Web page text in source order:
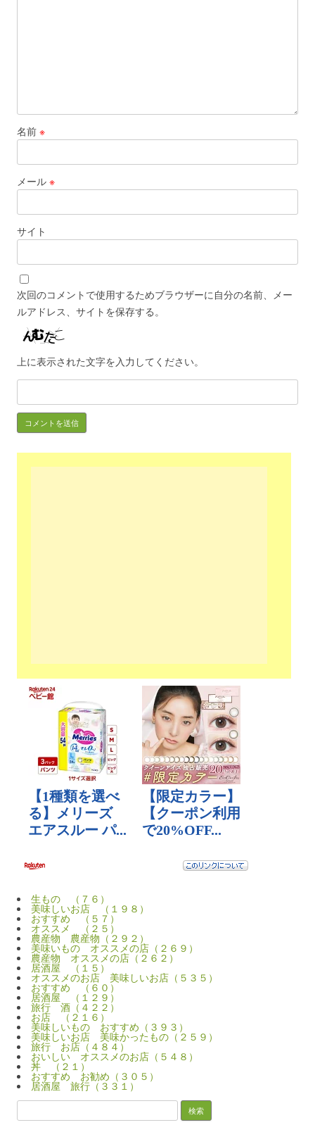
名前 ※
メール ※
サイト
次回のコメントで使用するためブラウザーに自分の名前、メー
ルアドレス、サイトを保存する。
上に表示された文字を入力してください。
生もの （７６）
美味しいお店 （１９８）
おすすめ （５７）
オススメ （２５）
農産物 農産物（２９２）
美味いもの オススメの店（２６９）
農産物 オススメの店（２６２）
居酒屋 （１５）
オススメのお店 美味しいお店（５３５）
おすすめ （６０）
居酒屋 （１２９）
旅行 酒（４２２）
お店 （２１６）
美味しいもの おすすめ（３９３）
美味しいお店 美味かったもの（２５９）
旅行 お店（４８４）
おいしい オススメのお店（５４８）
丼 （２１）
おすすめ お勧め（３０５）
居酒屋 旅行（３３１）
索: